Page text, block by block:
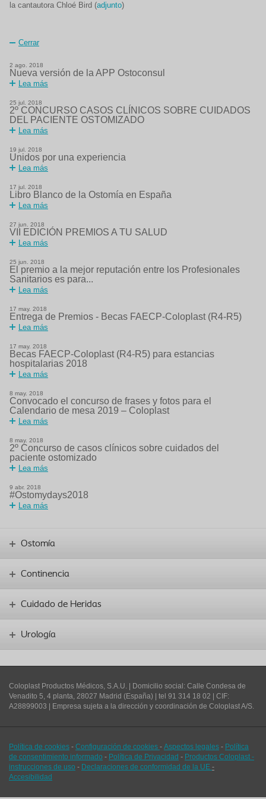
la cantautora Chloé Bird (adjunto)
Cerrar
2 ago. 2018
Nueva versión de la APP Ostoconsul
Lea más
25 jul. 2018
2º CONCURSO CASOS CLÍNICOS SOBRE CUIDADOS
DEL PACIENTE OSTOMIZADO
Lea más
19 jul. 2018
Unidos por una experiencia
Lea más
17 jul. 2018
Libro Blanco de la Ostomía en España
Lea más
27 jun. 2018
VII EDICIÓN PREMIOS A TU SALUD
Lea más
25 jun. 2018
El premio a la mejor reputación entre los Profesionales
Sanitarios es para...
Lea más
17 may. 2018
Entrega de Premios - Becas FAECP-Coloplast (R4-R5)
Lea más
17 may. 2018
Becas FAECP-Coloplast (R4-R5) para estancias
hospitalarias 2018
Lea más
8 may. 2018
Convocado el concurso de frases y fotos para el
Calendario de mesa 2019 – Coloplast
Lea más
8 may. 2018
2º Concurso de casos clínicos sobre cuidados del
paciente ostomizado
Lea más
9 abr. 2018
#Ostomydays2018
Lea más
Ostomía
Continencia
Cuidado de Heridas
Urología
Coloplast Productos Médicos, S.A.U. | Domicilio social: Calle Condesa de
Venadito 5, 4 planta, 28027 Madrid (España) | tel 91 314 18 02 | CIF:
A28899003 | Empresa sujeta a la dirección y coordinación de Coloplast A/S.
Política de cookies - Configuración de cookies - Aspectos legales - Política
de consentimiento informado - Política de Privacidad - Productos Coloplast -
instrucciones de uso - Declaraciones de conformidad de la UE -
Accesibilidad